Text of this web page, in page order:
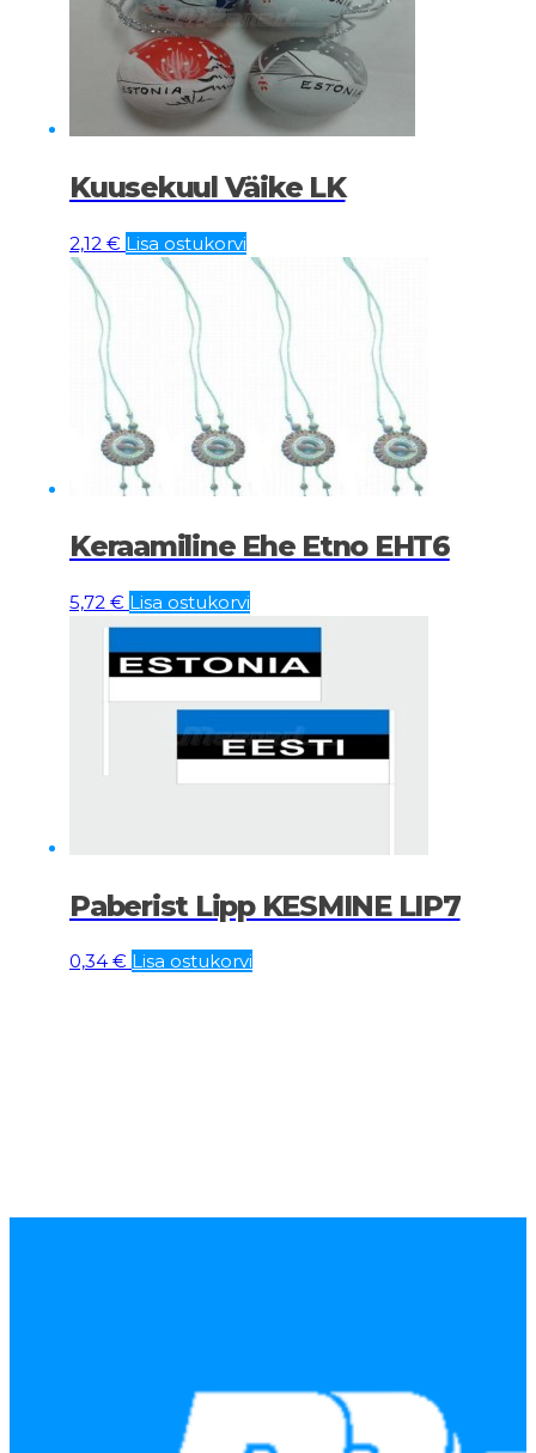
Kuusekuul Väike LK
2,12 € Lisa ostukorvi
Keraamiline Ehe Etno EHT6
5,72 € Lisa ostukorvi
Paberist Lipp KESMINE LIP7
0,34 € Lisa ostukorvi